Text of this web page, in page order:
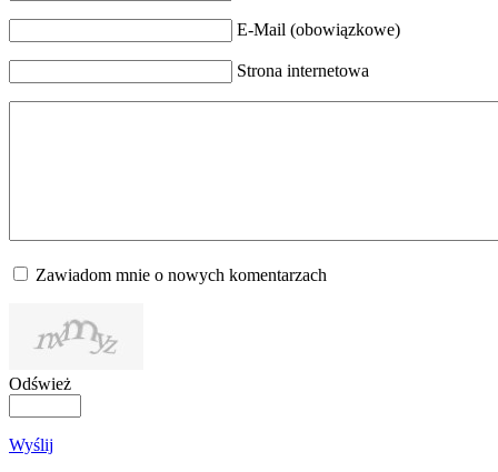
E-Mail (obowiązkowe)
Strona internetowa
Zawiadom mnie o nowych komentarzach
Odśwież
Wyślij